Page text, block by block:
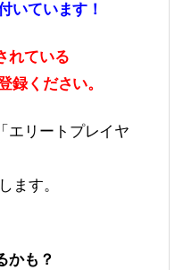
いています！
れている
録ください。
エリートプレイヤ
ます。
かも？